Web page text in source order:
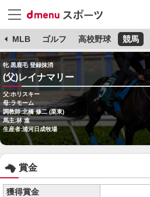
MLB ゴルフ 高校野球 競馬
牝 黒鹿毛 登録抹消
(父)レイナマリー
父:ホリスキー
母:ラモーム
調教師:北橋 修二 (栗東)
馬主:林 進
生産者:浦河日成牧場
賞金
獲得賞金